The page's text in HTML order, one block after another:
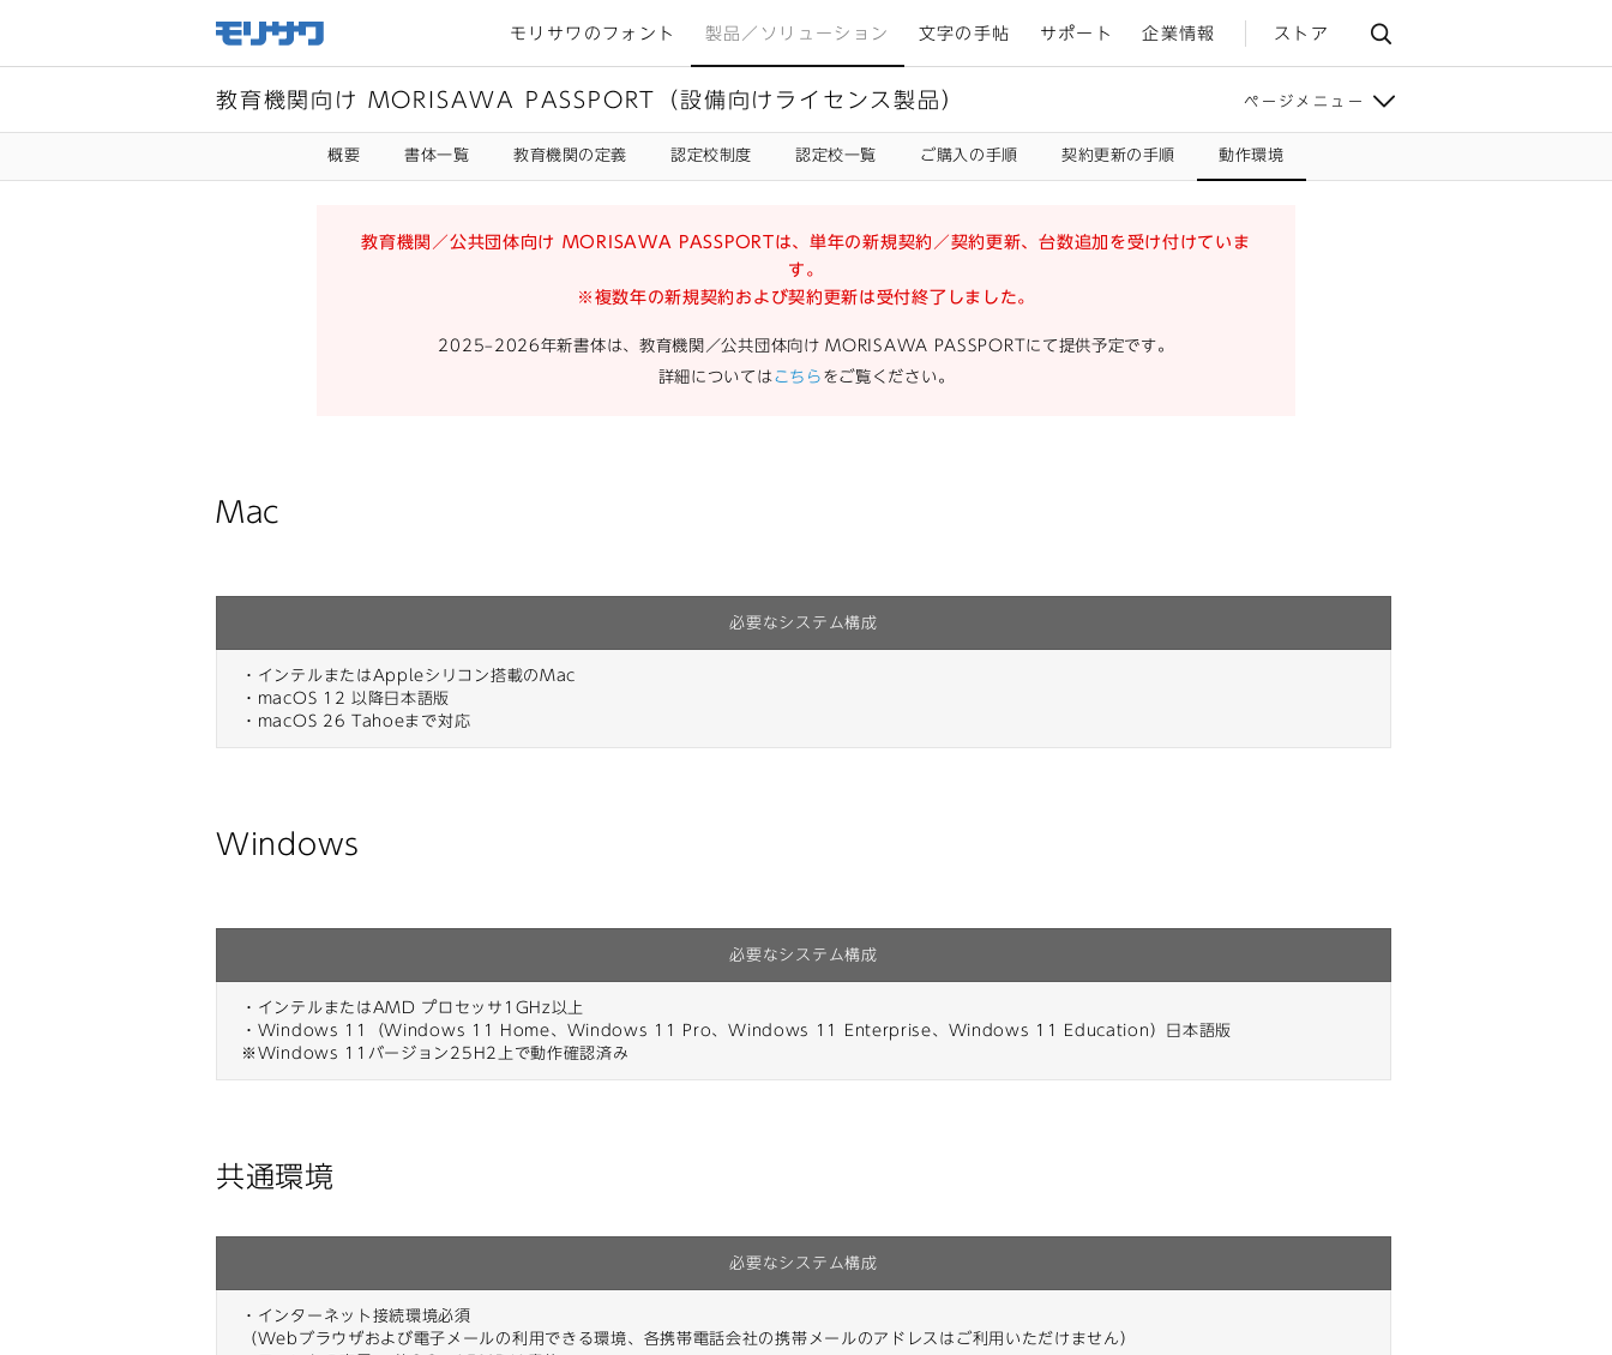
モリサワのフォント 製品／ソリューション 文字の手帖 サポート 企業情報 ストア
教育機関向け MORISAWA PASSPORT（設備向けライセンス製品） ページメニュー
概要 書体一覧 教育機関の定義 認定校制度 認定校一覧 ご購入の手順 契約更新の手順 動作環境
教育機関／公共団体向け MORISAWA PASSPORTは、単年の新規契約／契約更新、台数追加を受け付けていま
す。
※複数年の新規契約および契約更新は受付終了しました。
2025–2026年新書体は、教育機関／公共団体向け MORISAWA PASSPORTにて提供予定です。
詳細についてはこちら をご覧ください。
Mac
必要なシステム構成
・インテルまたはAppleシリコン搭載のMac
・macOS 12 以降日本語版
・macOS 26 Tahoeまで対応
Windows
必要なシステム構成
・インテルまたはAMD プロセッサ1GHz以上
・Windows 11（Windows 11 Home、Windows 11 Pro、Windows 11 Enterprise、Windows 11 Education）日本語版
※Windows 11バージョン25H2上で動作確認済み
共通環境
必要なシステム構成
・インターネット接続環境必須
（Webブラウザおよび電子メールの利用できる環境、各携帯電話会社の携帯メールのアドレスはご利用いただけません）